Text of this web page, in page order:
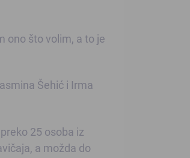
ono što volim, a to je
Šehić i Irma
25 osoba iz
a možda do